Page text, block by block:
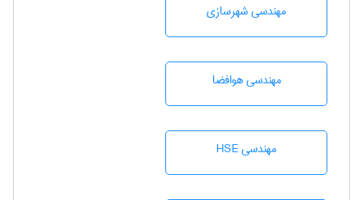
مهندسی شهرسازی
مهندسی هوافضا
مهندسی HSE